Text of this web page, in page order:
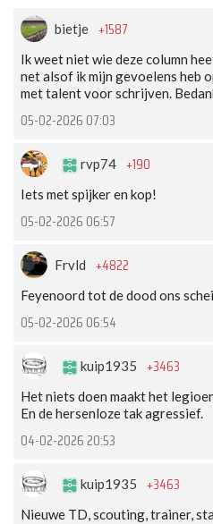
bietje +1587
Ik weet niet wie deze column
net alsof ik mijn gevoelens heb
met talent voor schrijven.
05-02-2026 07:03
rvp74 +190
Iets met spijker en kop!
05-02-2026 06:57
Frvld +4822
Feyenoord tot de dood ons
05-02-2026 06:54
kuip1935 +3463
Het niets doen maakt het
En de hersenloze tak agressief.
04-02-2026 20:53
kuip1935 +3463
Nieuwe TD, scouting, trainer,